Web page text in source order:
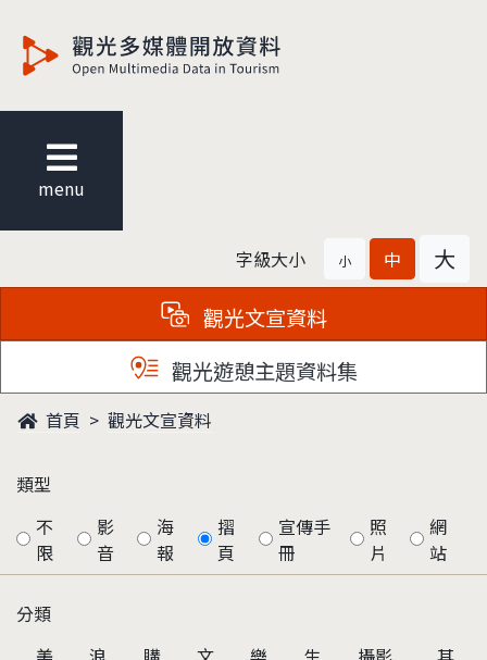
menu
字級大小 小 中 大
觀光文宣資料
觀光遊憩主題資料集
首頁 觀光文宣資料
類型
不
限
影
音
海
報
摺
頁
宣傳手
冊
照
片
網
站
分類